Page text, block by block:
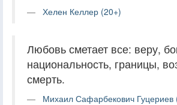
Хелен Келлер (20+)
Любовь сметает все: веру,
национальность, границы,
смерть.
Михаил Сафарбекович Гуцериев